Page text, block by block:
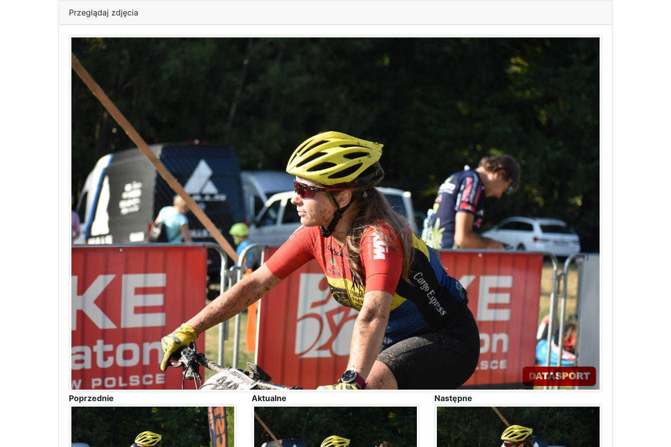
Przeglądaj zdjęcia
Poprzednie Aktualne Następne